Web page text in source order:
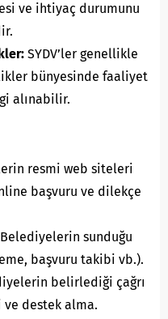
ve ihtiyaç durumunu
SYDV’ler genellikle
bünyesinde faaliyet
alınabilir.
resmi web siteleri
başvuru ve dilekçe
Belediyelerin sunduğu
başvuru takibi vb.).
belirlediği çağrı
destek alma.